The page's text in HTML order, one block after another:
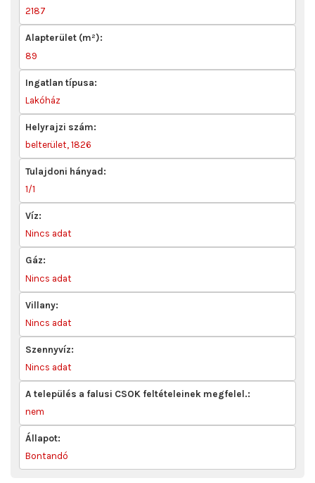
2187
Alapterület (m²):
89
Ingatlan típusa:
Lakóház
Helyrajzi szám:
belterület, 1826
Tulajdoni hányad:
1/1
Víz:
Nincs adat
Gáz:
Nincs adat
Villany:
Nincs adat
Szennyvíz:
Nincs adat
A település a falusi CSOK feltételeinek megfelel.:
nem
Állapot:
Bontandó